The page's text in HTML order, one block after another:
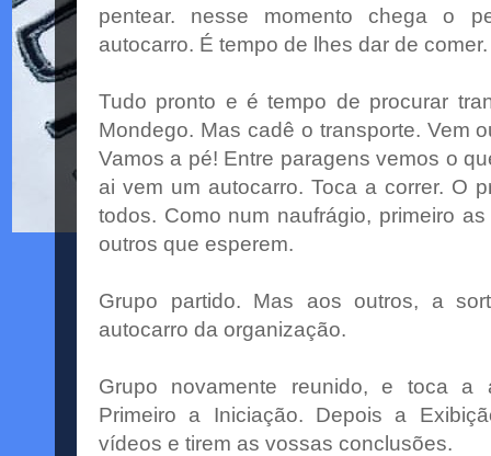
pentear. nesse momento chega o
autocarro. É tempo de lhes dar de comer.
Tudo pronto e é tempo de procurar
Mondego. Mas cadê o transporte. Vem
Vamos a pé! Entre paragens vemos o
ai vem um autocarro. Toca a correr. O
todos. Como num naufrágio, primeiro
outros que esperem.
Grupo partido. Mas aos outros, a
autocarro da organização.
Grupo novamente reunido, e toca a
Primeiro a Iniciação. Depois a
vídeos e tirem as vossas conclusões.